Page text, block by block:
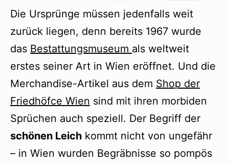
Die Ursprünge müssen jedenfalls weit
zurück liegen, denn bereits 1967 wurde
das Bestattungsmuseum als weltweit
erstes seiner Art in Wien eröffnet. Und die
Merchandise-Artikel aus dem Shop der
Friedhöfce Wien sind mit ihren morbiden
Sprüchen auch speziell. Der Begriff der
schönen Leich kommt nicht von ungefähr
– in Wien wurden Begräbnisse so pompös